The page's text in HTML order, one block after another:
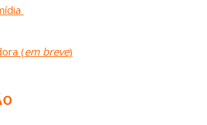
(em breve)